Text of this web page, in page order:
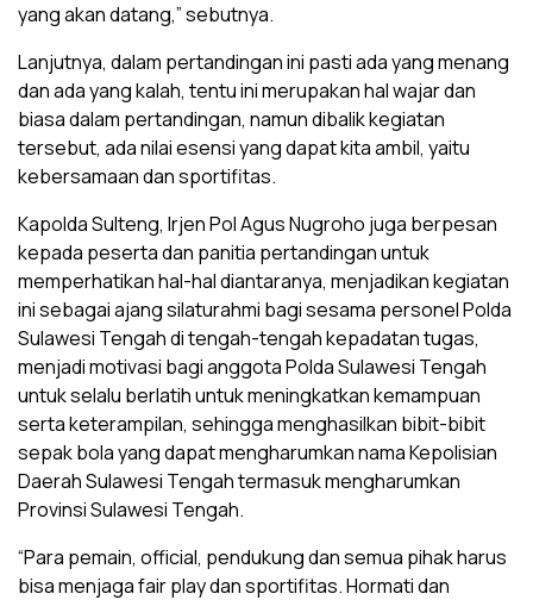
yang akan datang,” sebutnya.
Lanjutnya, dalam pertandingan ini pasti ada yang menang
dan ada yang kalah, tentu ini merupakan hal wajar dan
biasa dalam pertandingan, namun dibalik kegiatan
tersebut, ada nilai esensi yang dapat kita ambil, yaitu
kebersamaan dan sportifitas.
Kapolda Sulteng, Irjen Pol Agus Nugroho juga berpesan
kepada peserta dan panitia pertandingan untuk
memperhatikan hal-hal diantaranya, menjadikan kegiatan
ini sebagai ajang silaturahmi bagi sesama personel Polda
Sulawesi Tengah di tengah-tengah kepadatan tugas,
menjadi motivasi bagi anggota Polda Sulawesi Tengah
untuk selalu berlatih untuk meningkatkan kemampuan
serta keterampilan, sehingga menghasilkan bibit-bibit
sepak bola yang dapat mengharumkan nama Kepolisian
Daerah Sulawesi Tengah termasuk mengharumkan
Provinsi Sulawesi Tengah.
“Para pemain, official, pendukung dan semua pihak harus
bisa menjaga fair play dan sportifitas. Hormati dan